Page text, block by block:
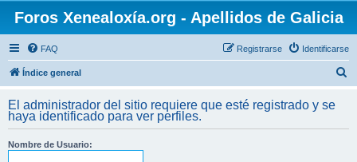
Foros Xenealoxía.org - Apellidos de Galicia
FAQ Identificarse
Registrarse
Índice general
c
El administrador del sitio requiere que esté registrado y se
haya identificado para ver perfiles.
Nombre de Usuario: